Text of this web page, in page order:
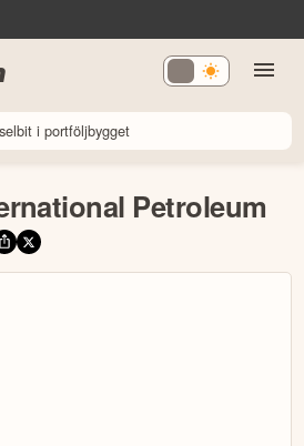
i portföljbygget
Petroleum